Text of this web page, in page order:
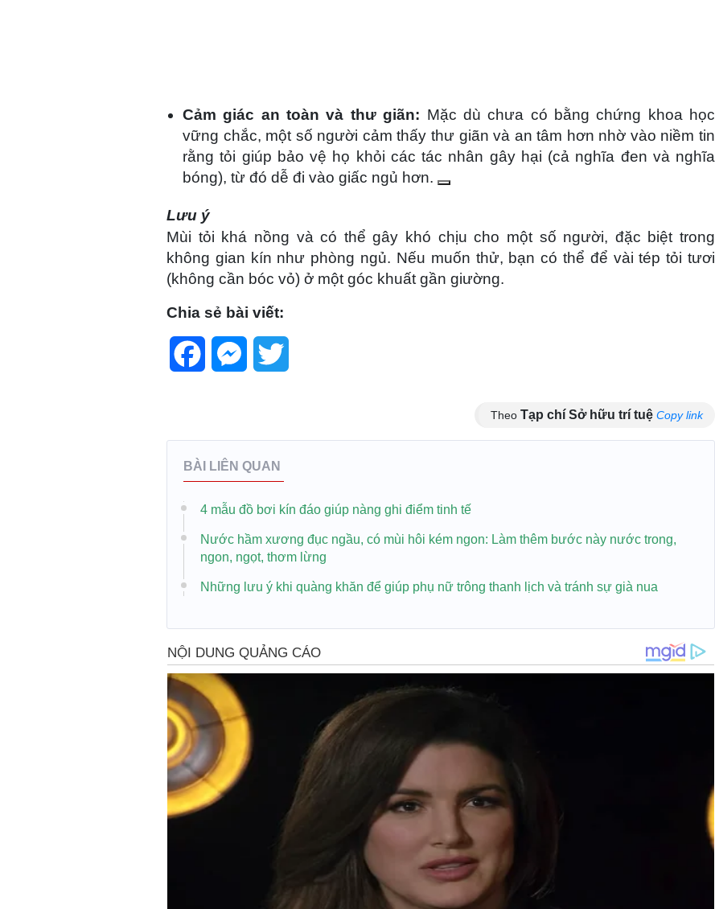
Cảm giác an toàn và thư giãn: Mặc dù chưa có bằng chứng khoa học
vững chắc, một số người cảm thấy thư giãn và an tâm hơn nhờ vào niềm tin
rằng tỏi giúp bảo vệ họ khỏi các tác nhân gây hại (cả nghĩa đen và nghĩa
bóng), từ đó dễ đi vào giấc ngủ hơn.
Lưu ý
Mùi tỏi khá nồng và có thể gây khó chịu cho một số người, đặc biệt trong
không gian kín như phòng ngủ. Nếu muốn thử, bạn có thể để vài tép tỏi tươi
(không cần bóc vỏ) ở một góc khuất gần giường.
Chia sẻ bài viết:
FacebookMessenger
Theo Tạp chí Sở hữu trí tuệ Copy link
BÀI LIÊN QUAN
4 mẫu đồ bơi kín đáo giúp nàng ghi điểm tinh tế
Nước hầm xương đục ngầu, có mùi hôi kém ngon: Làm thêm bước này nước trong,
ngon, ngọt, thơm lừng
Những lưu ý khi quàng khăn để giúp phụ nữ trông thanh lịch và tránh sự già nua